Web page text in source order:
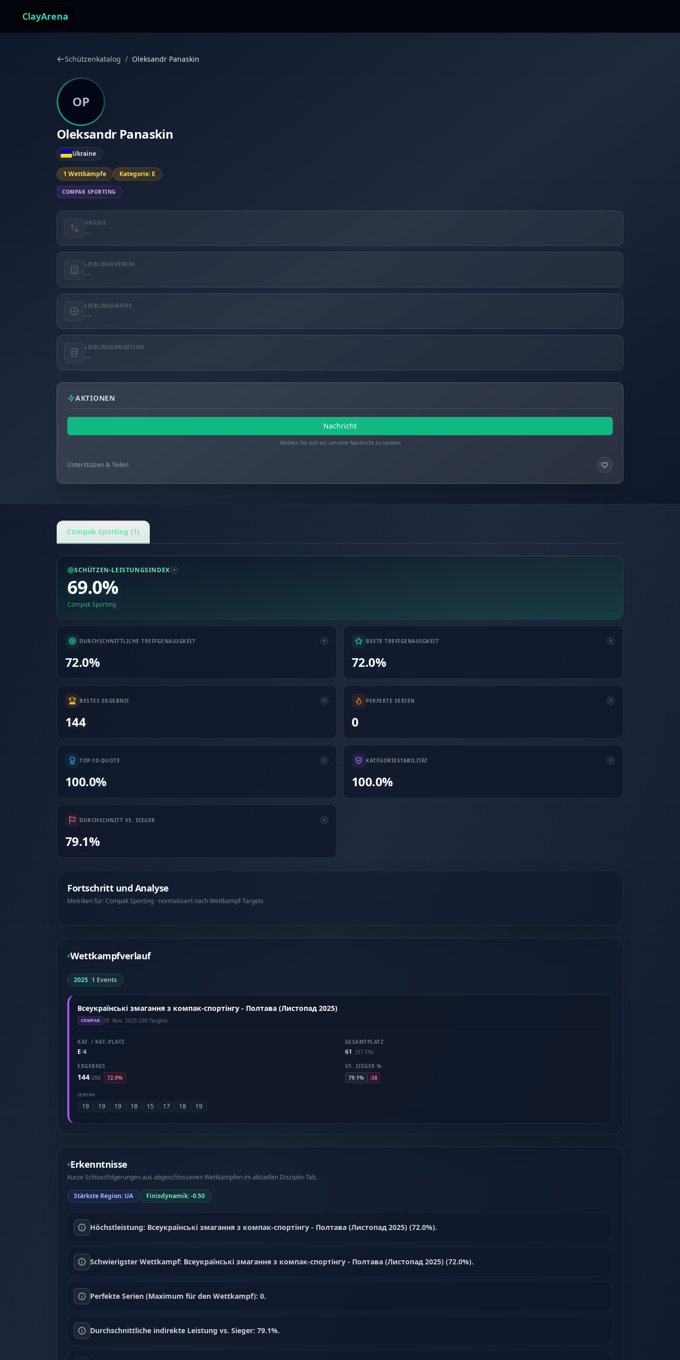
ClayArena
Schützenkatalog / Oleksandr Panaskin
OP
Oleksandr Panaskin
Ukraine
1 Wettkämpfe Kategorie: E
COMPAK SPORTING
GRÖSSE
—
LIEBLINGSVEREIN
—
LIEBLINGSWAFFE
—
LIEBLINGSMUNITION
—
AKTIONEN
Nachricht
Melden Sie sich an, um eine Nachricht zu senden
Unterstützen & Teilen
Compak Sporting (1)
SCHÜTZEN-LEISTUNGSINDEX
69.0%
Compak Sporting
DURCHSCHNITTLICHE TREFFGENAUIGKEIT
72.0%
BESTE TREFFGENAUIGKEIT
72.0%
BESTES ERGEBNIS
144
PERFEKTE SERIEN
0
TOP-10-QUOTE
100.0%
KATEGORIESTABILITÄT
100.0%
DURCHSCHNITT VS. SIEGER
79.1%
Fortschritt und Analyse
Metriken für: Compak Sporting · normalisiert nach Wettkampf-Targets
Wettkampfverlauf
2025| 1 Events
Всеукраїнські змагання з компак-спортінгу - Полтава (Листопад 2025)
COMPAK 29. Nov. 2025·200 Targets
KAT. / KAT.-PLATZ
E/4
GESAMTPLATZ
61
(37.5%)
ERGEBNIS
144/200 72.0%
VS. SIEGER %
79.1%
-38
SERIEN
19 19 19 18 15 17 18 19
Erkenntnisse
Kurze Schlussfolgerungen aus abgeschlossenen Wettkämpfen im aktuellen Disziplin-Tab.
Stärkste Region: UA Finisdynamik: -0.50
Höchstleistung: Всеукраїнські змагання з компак-спортінгу - Полтава (Листопад 2025) (72.0%).
Schwierigster Wettkampf: Всеукраїнські змагання з компак-спортінгу - Полтава (Листопад 2025) (72.0%).
Perfekte Serien (Maximum für den Wettkampf): 0.
Durchschnittliche indirekte Leistung vs. Sieger: 79.1%.